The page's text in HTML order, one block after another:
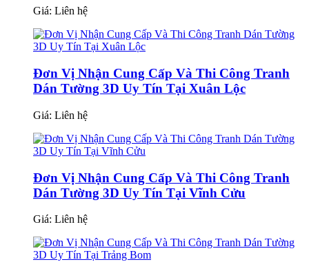
Giá: Liên hệ
Đơn Vị Nhận Cung Cấp Và Thi Công Tranh
Dán Tường 3D Uy Tín Tại Xuân Lộc
Giá: Liên hệ
Đơn Vị Nhận Cung Cấp Và Thi Công Tranh
Dán Tường 3D Uy Tín Tại Vĩnh Cửu
Giá: Liên hệ